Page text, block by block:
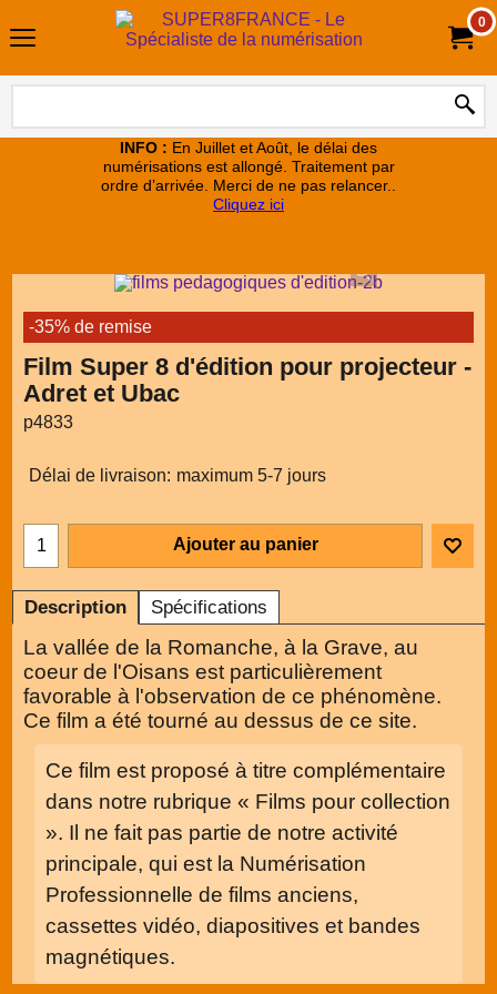
0
INFO : En Juillet et Août, le délai des
numérisations est allongé. Traitement par
ordre d’arrivée. Merci de ne pas relancer..
Cliquez ici
-35% de remise
Film Super 8 d'édition pour projecteur -
Adret et Ubac
p4833
Délai de livraison: maximum 5-7 jours
Ajouter au panier
Description Spécifications
La vallée de la Romanche, à la Grave, au
coeur de l'Oisans est particulièrement
favorable à l'observation de ce phénomène.
Ce film a été tourné au dessus de ce site.
Ce film est proposé à titre complémentaire
dans notre rubrique « Films pour collection
». Il ne fait pas partie de notre activité
principale, qui est la Numérisation
Professionnelle de films anciens,
cassettes vidéo, diapositives et bandes
magnétiques.